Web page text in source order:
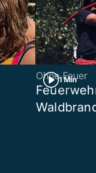
1 Min
Ohne Feuer